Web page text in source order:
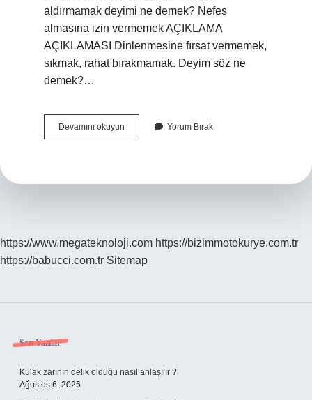
aldırmamak deyimi ne demek? Nefes
almasına izin vermemek AÇIKLAMA
AÇIKLAMASI Dinlenmesine fırsat vermemek,
sıkmak, rahat bırakmamak. Deyim söz ne
demek?…
Devamını okuyun Aldırmamak
Deyimi
Yorum Bırak
https://www.megateknoloji.com https://bizimmotokurye.com.tr
https://babucci.com.tr Sitemap
Sidebar
Son Yazılar
Kulak zarının delik olduğu nasıl anlaşılır ?
Ağustos 6, 2026